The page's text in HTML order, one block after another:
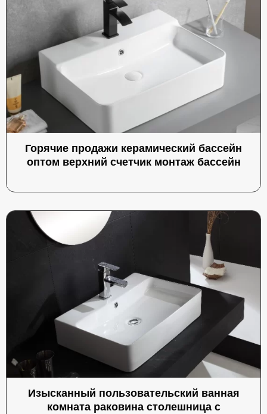
Горячие продажи керамический бассейн
оптом верхний счетчик монтаж бассейн
Изысканный пользовательский ванная
комната раковина столешница с